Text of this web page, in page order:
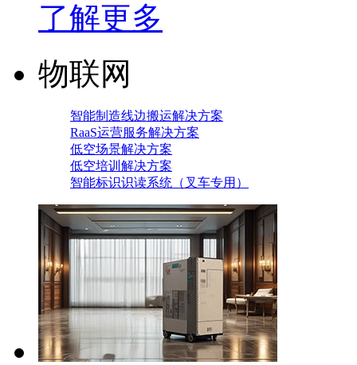
了解更多
物联网
智能制造线边搬运解决方案
RaaS运营服务解决方案
低空场景解决方案
低空培训解决方案
智能标识识读系统（叉车专用）